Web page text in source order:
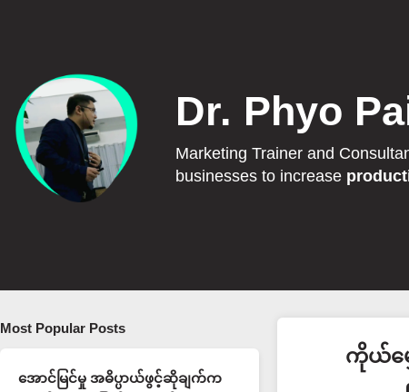
Dr. Phyo
Marketing Trainer and
businesses to increase
Most Popular Posts
အောင်မြင်မှု အဓိပ္ပာယ်ဖွင့်ဆိုချက်က
ကိုယ်မ